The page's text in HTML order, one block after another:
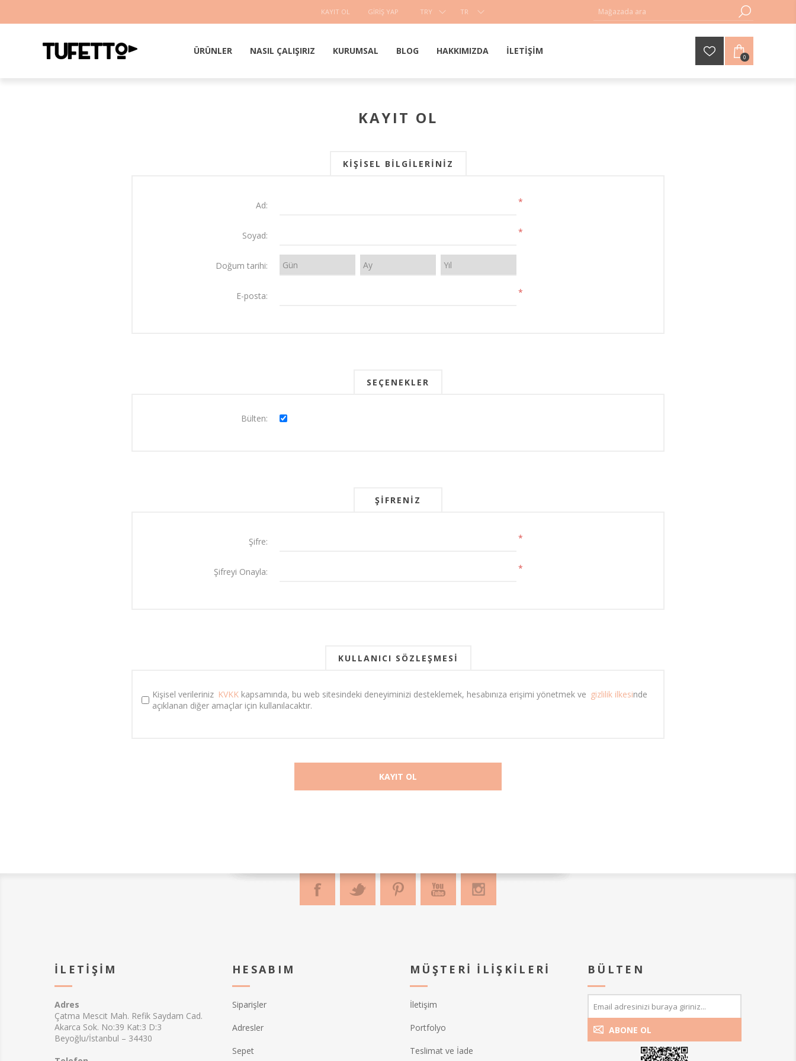
KAYIT OL GIRIŞ YAP TRY TR
ÜRÜNLER NASIL ÇALIŞIRIZ KURUMSAL BLOG HAKKIMIZDA İLETIŞIM
0
KAYIT OL
KIŞISEL BILGILERINIZ
Ad: *
Soyad: *
Doğum tarihi:
E-posta: *
SEÇENEKLER
Bülten:
ŞIFRENIZ
Şifre: *
Şifreyi Onayla: *
KULLANICI SÖZLEŞMESI
Kişisel verileriniz KVKK kapsamında, bu web sitesindeki deneyiminizi desteklemek, hesabınıza erişimi yönetmek ve gizlilik ilkesinde
açıklanan diğer amaçlar için kullanılacaktır.
İLETIŞIM
Adres
Çatma Mescit Mah. Refik Saydam Cad.
Akarca Sok. No:39 Kat:3 D:3
Beyoğlu/İstanbul – 34430
HESABIM
Siparişler
Adresler
Sepet
MÜŞTERI İLIŞKILERI
İletişim
Portfolyo
Teslimat ve İade
BÜLTEN